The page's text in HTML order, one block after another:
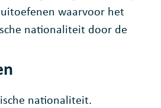
waarvoor het
nationaliteit door de
nationaliteit.